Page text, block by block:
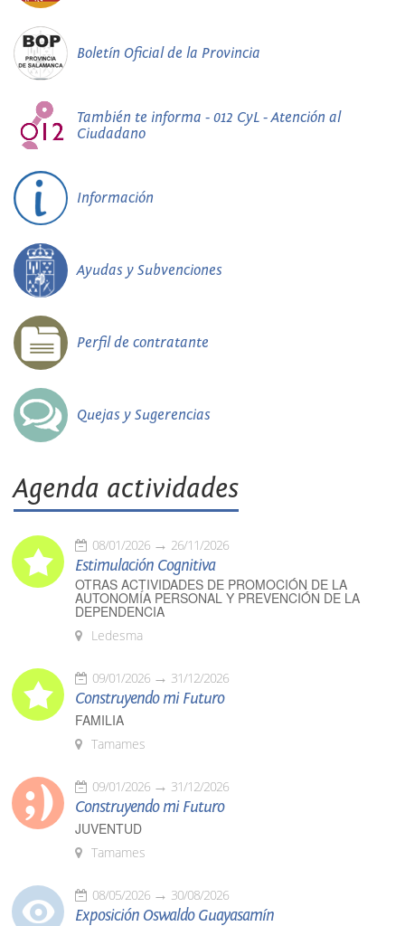
Boletín Oficial de la Provincia
También te informa - 012 CyL - Atención al
Ciudadano
Información
Ayudas y Subvenciones
Perfil de contratante
Quejas y Sugerencias
Agenda actividades
08/01/2026 26/11/2026
Estimulación Cognitiva
OTRAS ACTIVIDADES DE PROMOCIÓN DE LA
AUTONOMÍA PERSONAL Y PREVENCIÓN DE LA
DEPENDENCIA
Ledesma
09/01/2026 31/12/2026
Construyendo mi Futuro
FAMILIA
Tamames
09/01/2026 31/12/2026
Construyendo mi Futuro
JUVENTUD
Tamames
08/05/2026 30/08/2026
Exposición Oswaldo Guayasamín